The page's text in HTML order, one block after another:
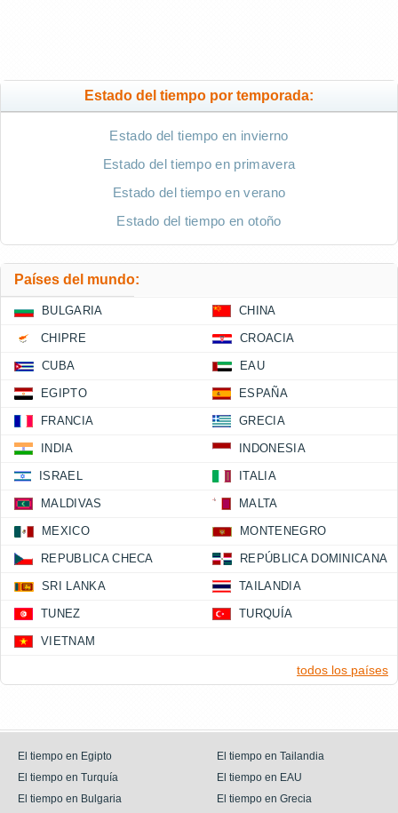
Estado del tiempo por temporada:
Estado del tiempo en invierno
Estado del tiempo en primavera
Estado del tiempo en verano
Estado del tiempo en otoño
Países del mundo:
BULGARIA CHINA
CHIPRE CROACIA
CUBA EAU
EGIPTO ESPAÑA
FRANCIA GRECIA
INDIA INDONESIA
ISRAEL ITALIA
MALDIVAS MALTA
MEXICO MONTENEGRO
REPUBLICA CHECA REPÚBLICA DOMINICANA
SRI LANKA TAILANDIA
TUNEZ TURQUÍA
VIETNAM
todos los países
El tiempo en Egipto
El tiempo en Tailandia
El tiempo en Turquía
El tiempo en EAU
El tiempo en Bulgaria
El tiempo en Grecia